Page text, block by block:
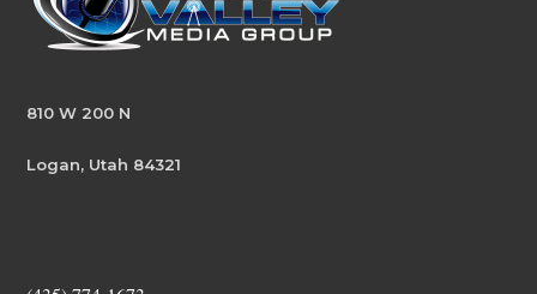
810 W 200 N
Logan, Utah 84321